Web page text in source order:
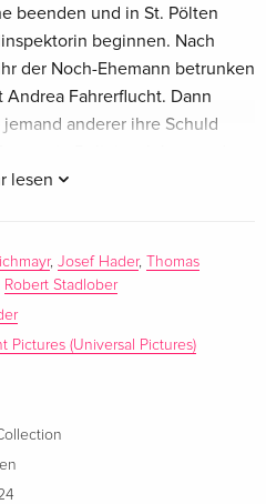
lesen
beenden und in St. Pölten
beginnen. Nach
der Noch-Ehemann betrunken
Fahrerflucht. Dann
anderer ihre Schuld
für den Täter und wird auch
sich, ihre Spuren zu
, Josef Hader,
Thomas
Robert Stadlober
Pictures (Universal Pictures)